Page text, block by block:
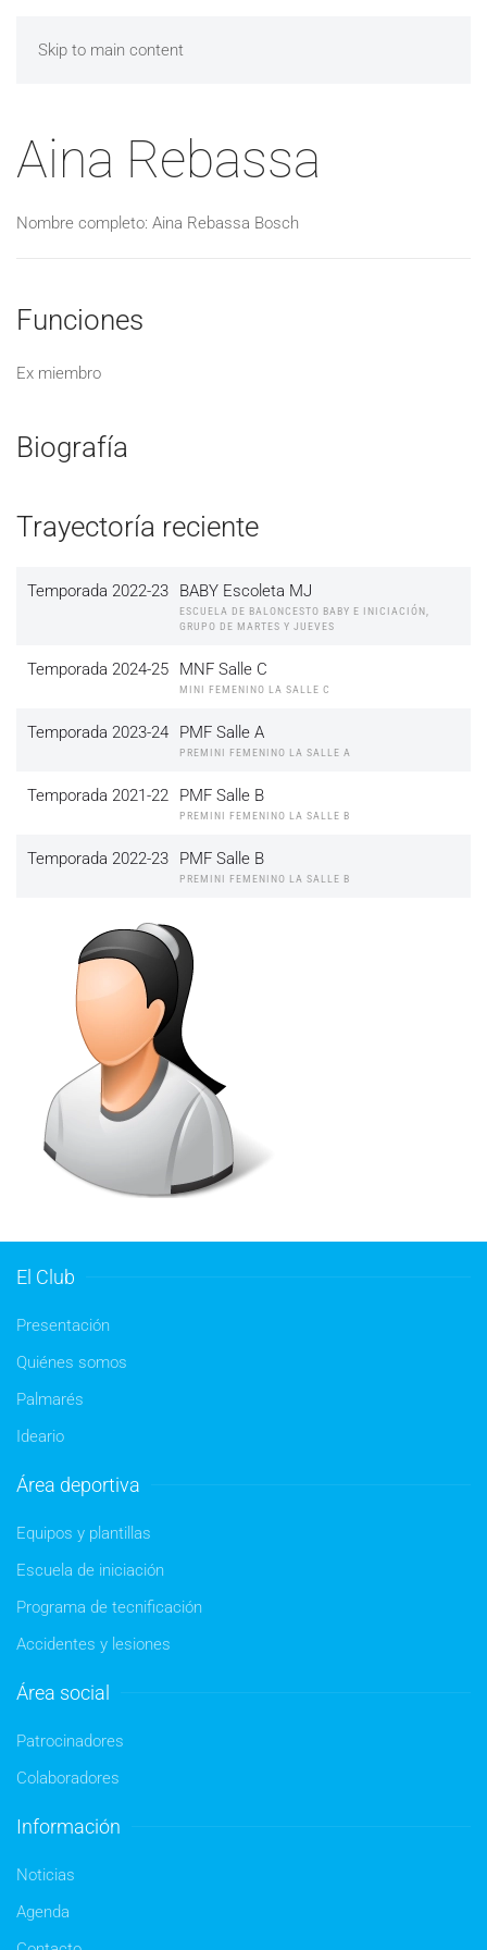
Skip to main content
Aina Rebassa
Nombre completo: Aina Rebassa Bosch
Funciones
Ex miembro
Biografía
Trayectoría reciente
Temporada 2022-23 BABY Escoleta MJ
ESCUELA DE BALONCESTO BABY E INICIACIÓN,
GRUPO DE MARTES Y JUEVES
Temporada 2024-25 MNF Salle C
MINI FEMENINO LA SALLE C
Temporada 2023-24 PMF Salle A
PREMINI FEMENINO LA SALLE A
Temporada 2021-22 PMF Salle B
PREMINI FEMENINO LA SALLE B
Temporada 2022-23 PMF Salle B
PREMINI FEMENINO LA SALLE B
El Club
Presentación
Quiénes somos
Palmarés
Ideario
Área deportiva
Equipos y plantillas
Escuela de iniciación
Programa de tecnificación
Accidentes y lesiones
Área social
Patrocinadores
Colaboradores
Información
Noticias
Agenda